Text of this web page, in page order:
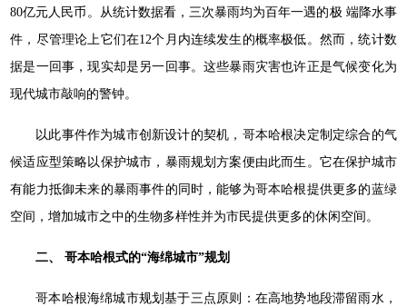
80亿元人民币。从统计数据看，三次暴雨均为百年⼀遇的极 端降水事
件，尽管理论上它们在12个月内连续发生的概率极低。然而，统计数
据是⼀回事，现实却是另⼀回事。这些暴雨灾害也许正是气候变化为
现代城市敲响的警钟。
以此事件作为城市创新设计的契机，哥本哈根决定制定综合的气
候适应型策略以保护城市，暴雨规划方案便由此而生。它在保护城市
有能力抵御未来的暴雨事件的同时，能够为哥本哈根提供更多的蓝绿
空间，增加城市之中的生物多样性并为市民提供更多的休闲空间。
二、 哥本哈根式的“海绵城市”规划
哥本哈根海绵城市规划基于三点原则：在高地势地段滞留雨水，